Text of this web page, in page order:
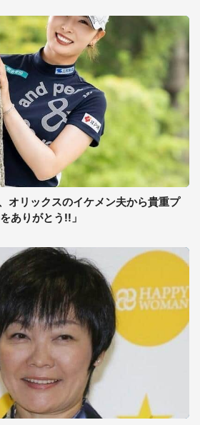
オリックスのイケメン夫から貴重プ
ありがとう!!」